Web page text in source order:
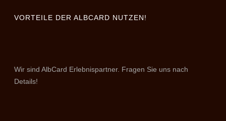
VORTEILE DER ALBCARD NUTZEN!
Wir sind AlbCard Erlebnispartner. Fragen Sie uns nach
Details!